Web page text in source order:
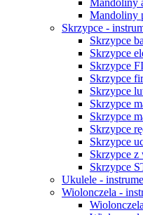
Mandoliny
Mandoliny
Skrzypce -
Skrzypce
Skrzypce
Skrzypce
Skrzypce
Skrzypce
Skrzypce
Skrzypce
Skrzypce
Skrzypce
Skrzypce z
Skrzypce
Ukulele -
Wiolonczela -